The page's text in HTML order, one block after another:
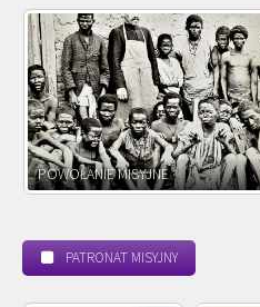
BEATYFIKACJA
PATRONAT MISYJNY